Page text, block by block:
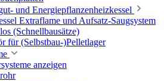
und Energiepflanzenheizkessel
Extraflame und Aufsatz-Saugsystem
(Schnellbausätze)
für (Selbstbau-)Pelletlager
anzeigen